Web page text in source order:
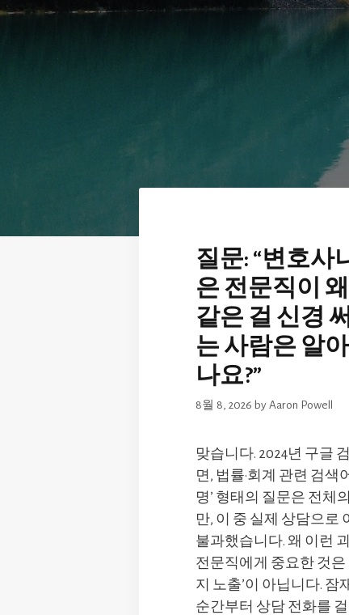
질문: “변호사
은 전문직이 왜
같은 걸 신경
는 사람은 알
나요?”
8월 8, 2026 by Aaron Powell
맞습니다. 2024년 구글
면, 법률·회계 관련 검색
명’ 형태의 질문은 전체
만, 이 중 실제 상담으로
불과했습니다. 왜 이런
전문직에게 중요한 것은
지 노출’이 아닙니다. 잠
순간부터 상담 전화를